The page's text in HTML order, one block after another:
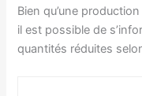
Bien qu’une
il est possible de
quantités réduites